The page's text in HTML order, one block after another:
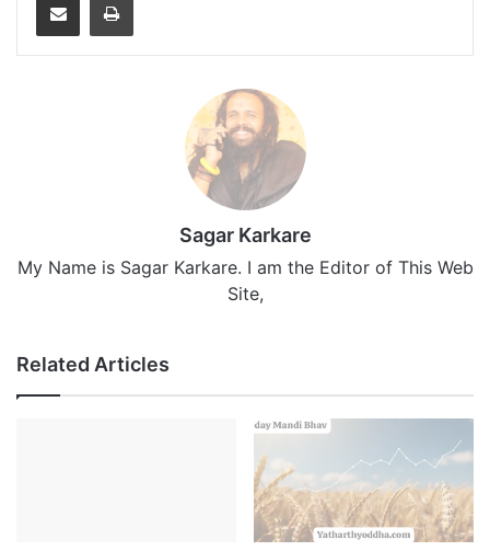
Sagar Karkare
My Name is Sagar Karkare. I am the Editor of This Web
Site,
Related Articles